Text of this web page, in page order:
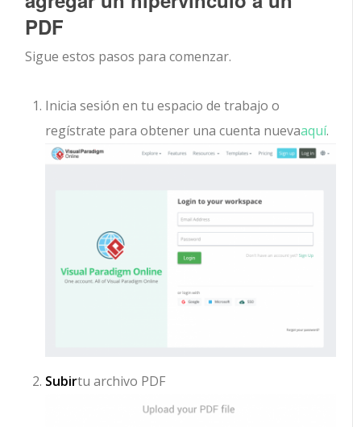
PDF
Sigue estos pasos para comenzar.
Inicia sesión en tu espacio de trabajo o
regístrate para obtener una cuenta nuevaaquí.
Subirtu archivo PDF